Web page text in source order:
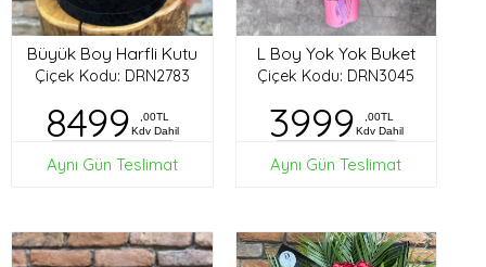
Büyük Boy Harfli Kutu
Çiçek Kodu: DRN2783
8499
,00TL
Kdv Dahil
Aynı Gün Teslimat
L Boy Yok Yok Buket
Çiçek Kodu: DRN3045
3999
,00TL
Kdv Dahil
Aynı Gün Teslimat